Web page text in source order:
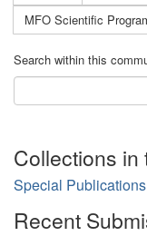
MFO Scientific
Search within this
Collections in
Special Publications
Recent